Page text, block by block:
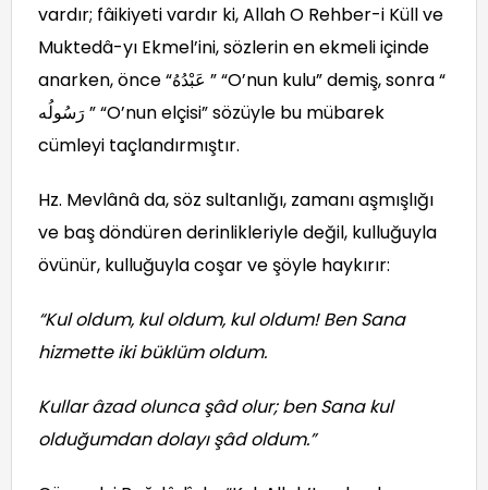
vardır; fâikiyeti vardır ki, Allah O Rehber-i Küll ve
Muktedâ-yı Ekmel’ini, sözlerin en ekmeli içinde
anarken, önce “عَبْدُهُ ” “O’nun kulu” demiş, sonra “
رَسُولُه ” “O’nun elçisi” sözüyle bu mübarek
cümleyi taçlandırmıştır.
Hz. Mevlânâ da, söz sultanlığı, zamanı aşmışlığı
ve baş döndüren derinlikleriyle değil, kulluğuyla
övünür, kulluğuyla coşar ve şöyle haykırır:
“Kul oldum, kul oldum, kul oldum! Ben Sana
hizmette iki büklüm oldum.
Kullar âzad olunca şâd olur; ben Sana kul
olduğumdan dolayı şâd oldum.”